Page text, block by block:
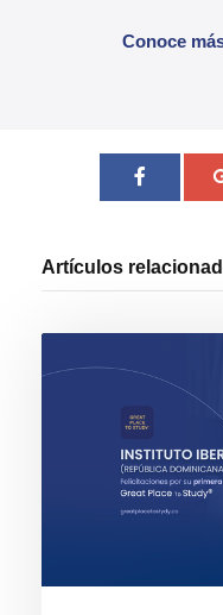
Conoce
Artículos